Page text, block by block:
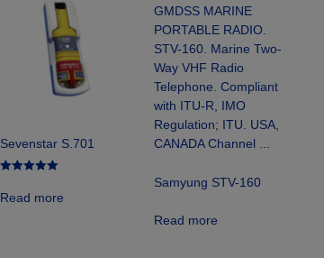
Sevenstar S.701
5.00
out of 5
Read more
Samyung STV-160
Read more